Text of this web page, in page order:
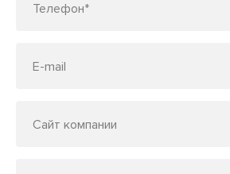
Телефон*
E-mail
Сайт компании